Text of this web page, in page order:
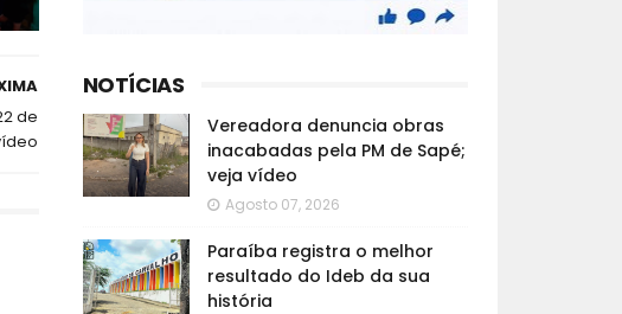
de
NOTÍCIAS
Vereadora denuncia obras
inacabadas pela PM de Sapé;
veja vídeo
Agosto 07, 2026
Paraíba registra o melhor
resultado do Ideb da sua
história